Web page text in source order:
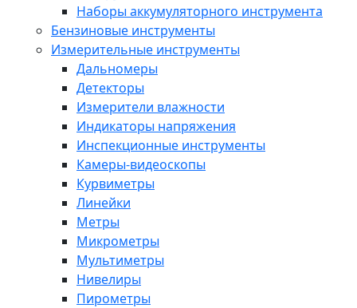
Наборы аккумуляторного инструмента
Бензиновые инструменты
Измерительные инструменты
Дальномеры
Детекторы
Измерители влажности
Индикаторы напряжения
Инспекционные инструменты
Камеры-видеоскопы
Курвиметры
Линейки
Метры
Микрометры
Мультиметры
Нивелиры
Пирометры